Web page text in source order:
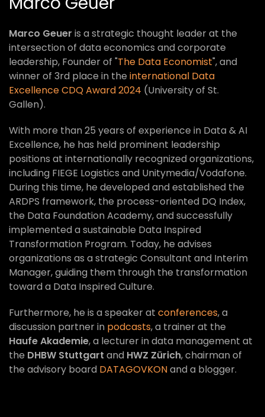
Marco Geuer is a strategic thought leader at the
intersection of data economics and corporate
leadership, Founder of "The Data Economist", and
winner of 3rd place in the international Data
Excellence CDQ Award 2024 (University of St.
Gallen).
With more than 25 years of experience in Data & AI
Excellence, he has held prominent leadership
positions at internationally recognized organizations,
including FIEGE Logistics and Unitymedia/Vodafone.
During this time, he developed and established the
ARDPS framework, the process-oriented DQ Index,
the Data Foundation Academy, and successfully
implemented a sustainable Data Inspired
Transformation Program. Today, he advises
organizations as a strategic Consultant and Interim
Manager, guiding them through the transformation
toward a Data Inspired Culture.
Furthermore, he is a speaker at conferences, a
discussion partner in podcasts, a trainer at the
Haufe Akademie, a lecturer in data management at
the DHBW Stuttgart and HWZ Zürich, chairman of
the advisory board DATAGOVKONand a blogger.